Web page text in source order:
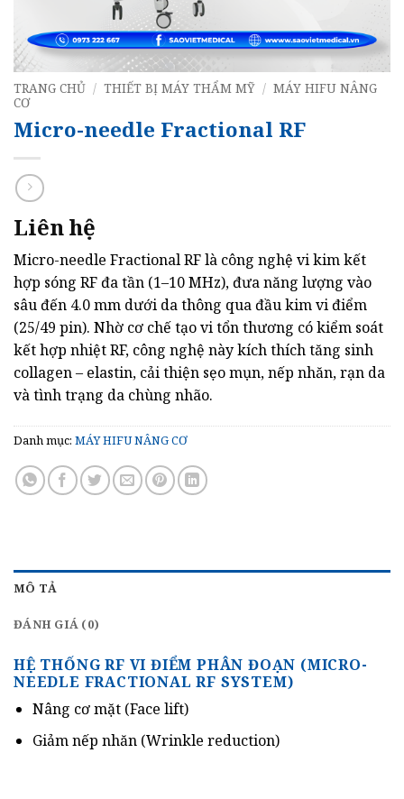
TRANG CHỦ / THIẾT BỊ MÁY THẨM MỸ / MÁY HIFU NÂNG
CƠ
Micro-needle Fractional RF
Liên hệ
Micro-needle Fractional RF là công nghệ vi kim kết
hợp sóng RF đa tần (1–10 MHz), đưa năng lượng vào
sâu đến 4.0 mm dưới da thông qua đầu kim vi điểm
(25/49 pin). Nhờ cơ chế tạo vi tổn thương có kiểm soát
kết hợp nhiệt RF, công nghệ này kích thích tăng sinh
collagen – elastin, cải thiện sẹo mụn, nếp nhăn, rạn da
và tình trạng da chùng nhão.
Danh mục: MÁY HIFU NÂNG CƠ
MÔ TẢ
ĐÁNH GIÁ (0)
HỆ THỐNG RF VI ĐIỂM PHÂN ĐOẠN (MICRO-
NEEDLE FRACTIONAL RF SYSTEM)
Nâng cơ mặt (Face lift)
Giảm nếp nhăn (Wrinkle reduction)